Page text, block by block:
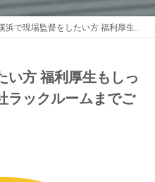
で現場監督をしたい方 福利厚生もしっかりしている株式会社ラックルームまでご連絡ください。
い方 福利厚生もしっ
ラックルームまでご